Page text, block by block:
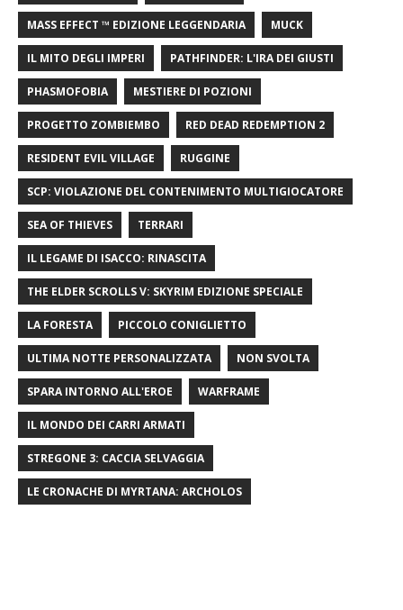
MASS EFFECT ™ EDIZIONE LEGGENDARIA MUCK
IL MITO DEGLI IMPERI PATHFINDER: L'IRA DEI GIUSTI
PHASMOFOBIA MESTIERE DI POZIONI
PROGETTO ZOMBIEMBO RED DEAD REDEMPTION 2
RESIDENT EVIL VILLAGE RUGGINE
SCP: VIOLAZIONE DEL CONTENIMENTO MULTIGIOCATORE
SEA OF ​​THIEVES TERRARI
IL LEGAME DI ISACCO: RINASCITA
THE ELDER SCROLLS V: SKYRIM EDIZIONE SPECIALE
LA FORESTA PICCOLO CONIGLIETTO
ULTIMA NOTTE PERSONALIZZATA NON SVOLTA
SPARA INTORNO ALL'EROE WARFRAME
IL MONDO DEI CARRI ARMATI
STREGONE 3: CACCIA SELVAGGIA
LE CRONACHE DI MYRTANA: ARCHOLOS